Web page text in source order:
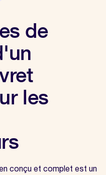
de
les
conçu et complet est un